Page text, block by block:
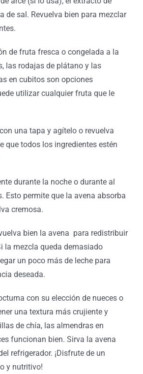
de sal. Revuelva bien para mezclar
de fruta fresca o congelada a la
las rodajas de plátano y las
en cubitos son opciones
utilizar cualquier fruta que le
una tapa y agítelo o revuelva
que todos los ingredientes estén
durante la noche o durante al
Esto permite que la avena absorba
cremosa.
bien la avena para redistribuir
la mezcla queda demasiado
un poco más de leche para
deseada.
con su elección de nueces o
una textura más crujiente y
de chía, las almendras en
funcionan bien. Sirva la avena
refrigerador. ¡Disfrute de un
y nutritivo!